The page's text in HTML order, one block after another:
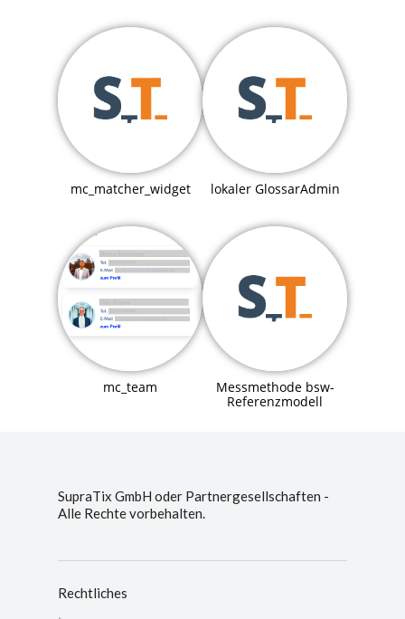
mc_matcher_widget lokaler GlossarAdmin
mc_team
Messmethode bsw-
Referenzmodell
SupraTix GmbH oder Partnergesellschaften -
Alle Rechte vorbehalten.
Rechtliches